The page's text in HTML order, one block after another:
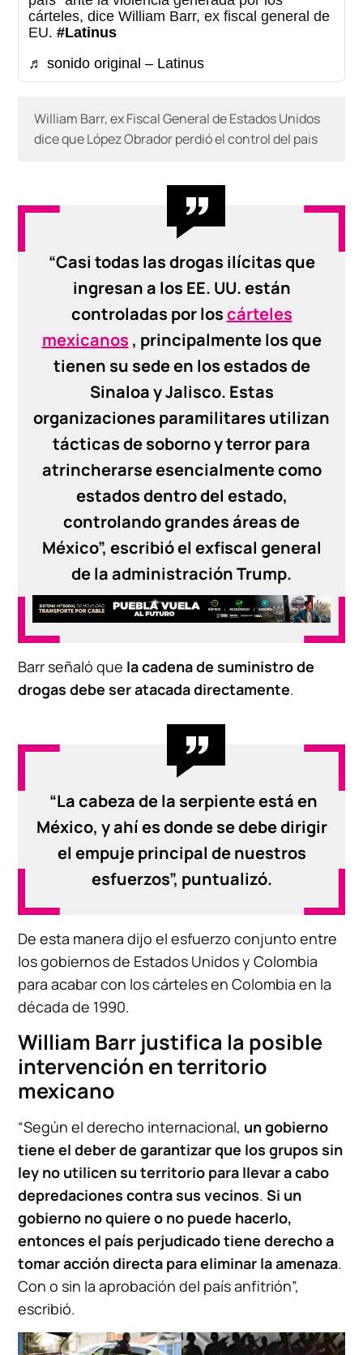
cárteles, dice William Barr, ex fiscal general de
EU.#Latinus
♬ sonido original – Latinus
William Barr, ex Fiscal General de Estados Unidos
dice que López Obrador perdió el control del pais
“Casi todas las drogas ilícitas que
ingresan a los EE. UU. están
controladas por loscárteles
mexicanos , principalmente los que
tienen su sede en los estados de
Sinaloa y Jalisco. Estas
organizaciones paramilitares utilizan
tácticas de soborno y terror para
atrincherarse esencialmente como
estados dentro del estado,
controlando grandes áreas de
México”, escribió el exfiscal general
de la administración Trump.
Barr señaló que la cadena de suministro de
drogas debe ser atacada directamente.
“La cabeza de la serpiente está en
México, y ahí es donde se debe dirigir
el empuje principal de nuestros
esfuerzos”, puntualizó.
De esta manera dijo el esfuerzo conjunto entre
los gobiernos de Estados Unidos y Colombia
para acabar con los cárteles en Colombia en la
década de 1990.
William Barr justifica la posible
intervención en territorio
mexicano
“Según el derecho internacional, un gobierno
tiene el deber de garantizar que los grupos sin
ley no utilicen su territorio para llevar a cabo
depredaciones contra sus vecinos.Si un
gobierno no quiere o no puede hacerlo,
entonces el país perjudicado tiene derecho a
tomar acción directa para eliminar la amenaza.
Con o sin la aprobación del país anfitrión”,
escribió.